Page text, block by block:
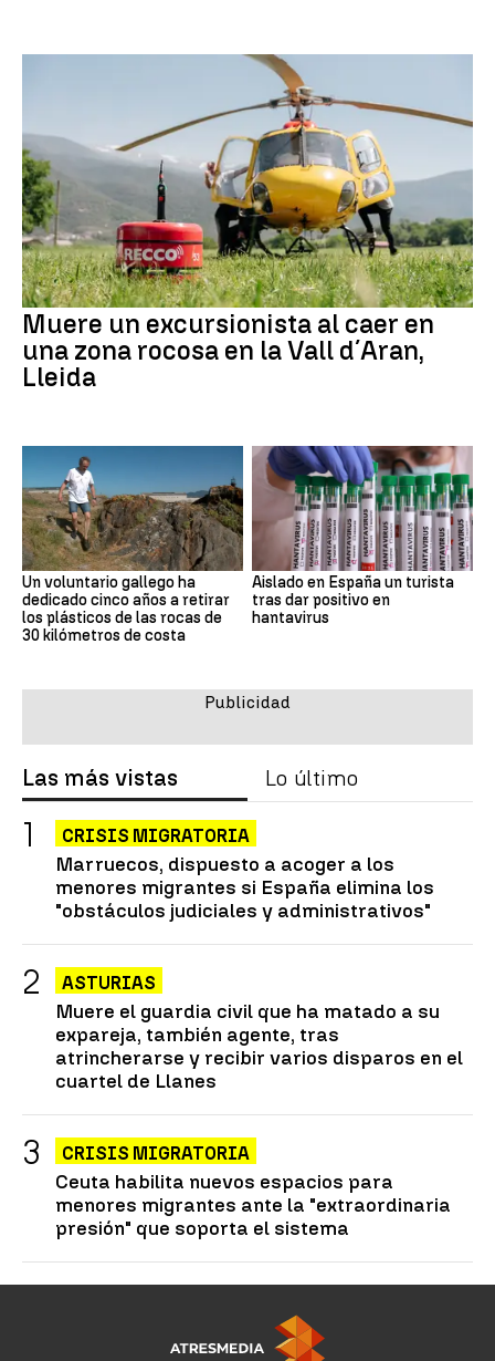
Muere un excursionista al caer en
una zona rocosa en la Vall d´Aran,
Lleida
Un voluntario gallego ha
dedicado cinco años a retirar
los plásticos de las rocas de
30 kilómetros de costa
Aislado en España un turista
tras dar positivo en
hantavirus
Las más vistas Lo último
CRISIS MIGRATORIA
Marruecos, dispuesto a acoger a los
menores migrantes si España elimina los
"obstáculos judiciales y administrativos"
ASTURIAS
Muere el guardia civil que ha matado a su
expareja, también agente, tras
atrincherarse y recibir varios disparos en el
cuartel de Llanes
CRISIS MIGRATORIA
Ceuta habilita nuevos espacios para
menores migrantes ante la "extraordinaria
presión" que soporta el sistema